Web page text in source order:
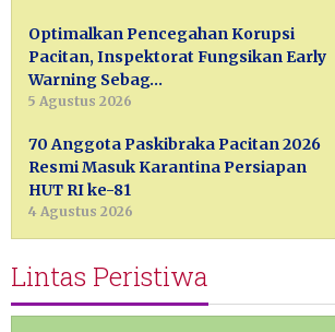
Optimalkan Pencegahan Korupsi
Pacitan, Inspektorat Fungsikan Early
Warning Sebag…
5 Agustus 2026
70 Anggota Paskibraka Pacitan 2026
Resmi Masuk Karantina Persiapan
HUT RI ke-81
4 Agustus 2026
Lintas Peristiwa